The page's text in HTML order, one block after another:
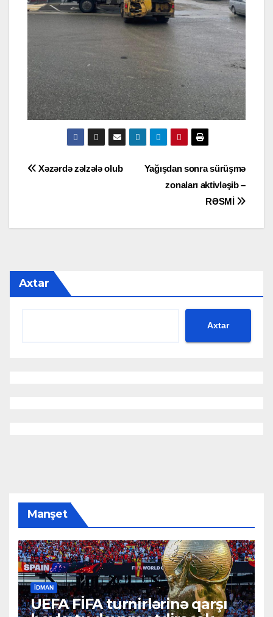
Yazı
Yağışdan sonra sürüşmə
zonaları aktivləşib –
RƏSMİ
Xəzərdə zəlzələ olub
Axtar
Axtar
Manşet
İDMAN
UEFA FİFA turnirlərinə qarşı